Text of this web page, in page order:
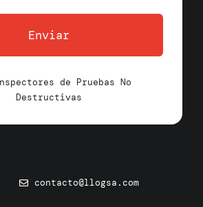
Enviar
de Pruebas No
Destructivas
contacto@llogsa.com